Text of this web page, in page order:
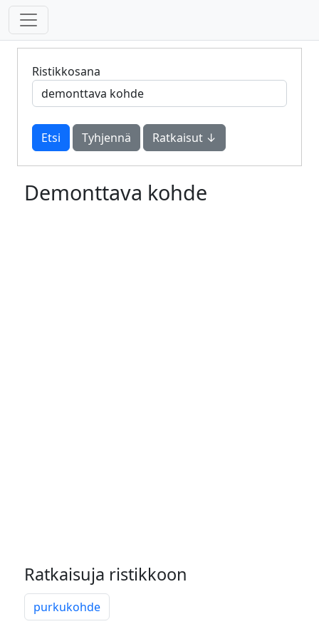
Ristikkosana
Tyhjennä Ratkaisut ↓
Demonttava kohde
Ratkaisuja ristikkoon
purkukohde